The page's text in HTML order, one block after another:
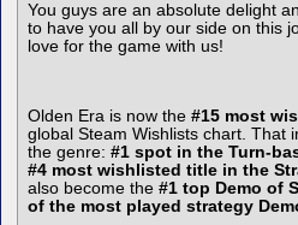
You guys are an absolute delight
to have you all by our side on this
love for the game with us!
Olden Era is now the#15 most
global Steam Wishlists chart. That
the genre:#1 spot in the Turn-
#4 most wishlisted title in the
also become the#1 top Demo of
of the most played strategy